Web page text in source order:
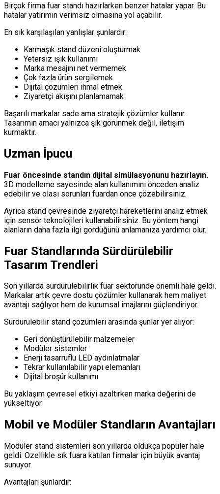
Birçok firma fuar standı hazırlarken benzer hatalar yapar. Bu
hatalar yatırımın verimsiz olmasına yol açabilir.
En sık karşılaşılan yanlışlar şunlardır:
Karmaşık stand düzeni oluşturmak
Yetersiz ışık kullanımı
Marka mesajını net vermemek
Çok fazla ürün sergilemek
Dijital çözümleri ihmal etmek
Ziyaretçi akışını planlamamak
Başarılı markalar sade ama stratejik çözümler kullanır.
Tasarımın amacı yalnızca şık görünmek değil, iletişim
kurmaktır.
Uzman İpucu
Fuar öncesinde standın dijital simülasyonunu hazırlayın.
3D modelleme sayesinde alan kullanımını önceden analiz
edebilir ve olası sorunları fuardan önce çözebilirsiniz.
Ayrıca stand çevresinde ziyaretçi hareketlerini analiz etmek
için sensör teknolojileri kullanabilirsiniz. Bu yöntem hangi
alanların daha fazla ilgi gördüğünü anlamanıza yardımcı olur.
Fuar Standlarında Sürdürülebilir
Tasarım Trendleri
Son yıllarda sürdürülebilirlik fuar sektöründe önemli hale geldi.
Markalar artık çevre dostu çözümler kullanarak hem maliyet
avantajı sağlıyor hem de kurumsal imajlarını güçlendiriyor.
Sürdürülebilir stand çözümleri arasında şunlar yer alıyor:
Geri dönüştürülebilir malzemeler
Modüler sistemler
Enerji tasarruflu LED aydınlatmalar
Tekrar kullanılabilir yapı elemanları
Dijital broşür kullanımı
Bu yaklaşım çevresel etkiyi azaltırken marka değerini de
yükseltiyor.
Mobil ve Modüler Standların Avantajları
Modüler stand sistemleri son yıllarda oldukça popüler hale
geldi. Özellikle sık fuara katılan firmalar için büyük avantaj
sunuyor.
Avantajları şunlardır: